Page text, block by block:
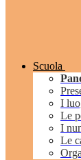
Scuola
I
Le
I
Le